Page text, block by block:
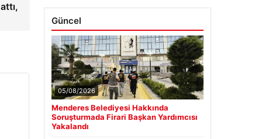
Güncel
05/08/2026
Menderes Belediyesi Hakkında
Soruşturmada Firari Başkan Yardımcısı
Yakalandı